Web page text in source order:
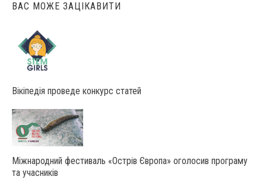
ВАС МОЖЕ ЗАЦІКАВИТИ
Вікіпедія проведе конкурс статей
Міжнародний фестиваль «Острів Європа» оголосив програму
та учасників